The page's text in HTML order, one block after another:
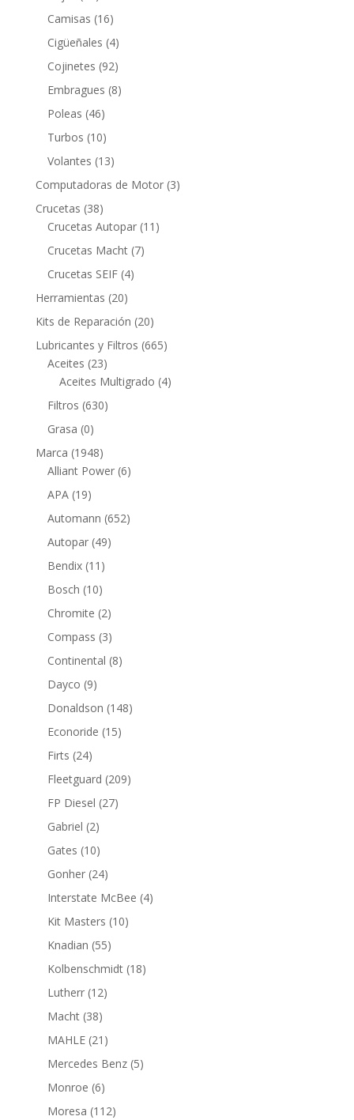
productos
Camisas 1616
productos
Cigüeñales 44
productos
Cojinetes 9292
productos
Embragues 88
Poleas 4646
productos
Turbos 1010
productos
Volantes 1313
productos
Computadoras de Motor 33
Crucetas 3838
productos
Crucetas Autopar 11 11
Crucetas Macht 77
Crucetas SEIF 44
Herramientas 2020
productos
Kits de Reparación 2020
productos
Lubricantes y Filtros 665665
Aceites 2323
productos
Aceites Multigrado 44
Filtros 630630
Grasa 00
productos
Marca 19481948
productos
Alliant Power 66
APA 1919
productos
Automann 652652
Autopar 4949
Bendix 11 11
productos
Bosch 1010
productos
Chromite 22
productos
Compass 33
productos
Continental 88
Dayco 99
productos
Donaldson 148148
Econoride 1515
Firts 2424
productos
Fleetguard 209209
FP Diesel 2727
Gabriel 22
productos
Gates 1010
productos
Gonher 2424
productos
Interstate McBee 44
Kit Masters 1010
Knadian 5555
productos
Kolbenschmidt 1818
Lutherr 1212
Macht 3838
productos
MAHLE 21 21
productos
Mercedes Benz 55
Monroe 66
productos
Moresa 112112